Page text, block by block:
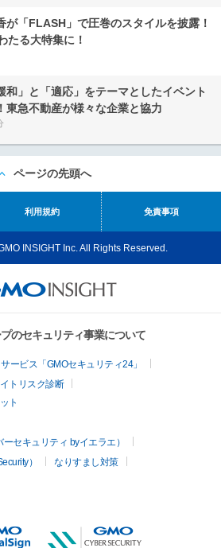
が「FLASH」で圧巻のスタイルを披露！
たる大特集に！
和」と「適応」をテーマとしたイベント
東急不動産が様々な企業と協力
ページの先頭へ
利用規約 免責事項
INSIGHT Inc. All Rights Reserved.
のセキュリティ事業について
ービス「GMOセキュリティ24」
トリスク診断
ト
セキュリティ byイエラエ）
）
なりすまし対策